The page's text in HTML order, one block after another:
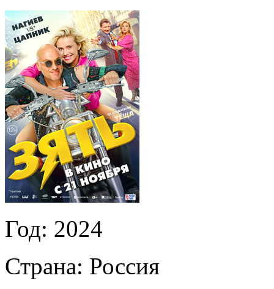
Год: 2024
Страна: Россия